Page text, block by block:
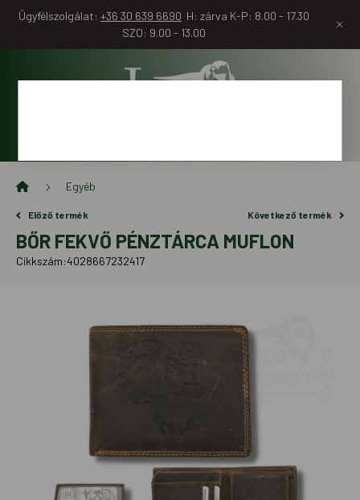
Ügyfélszolgálat: +36 30 639 6690 H: zárva K-P: 8.00 - 17.30
SZO: 9.00 - 13.00
Egyéb
Előző termék Következő termék
BŐR FEKVŐ PÉNZTÁRCA MUFLON
Cikkszám:4028667232417